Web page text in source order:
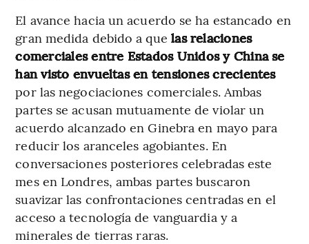
El avance hacia un acuerdo se ha estancado en
gran medida debido a que las relaciones
comerciales entre Estados Unidos y China se
han visto envueltas en tensiones crecientes
por las negociaciones comerciales. Ambas
partes se acusan mutuamente de violar un
acuerdo alcanzado en Ginebra en mayo para
reducir los aranceles agobiantes. En
conversaciones posteriores celebradas este
mes en Londres, ambas partes buscaron
suavizar las confrontaciones centradas en el
acceso a tecnología de vanguardia y a
minerales de tierras raras.